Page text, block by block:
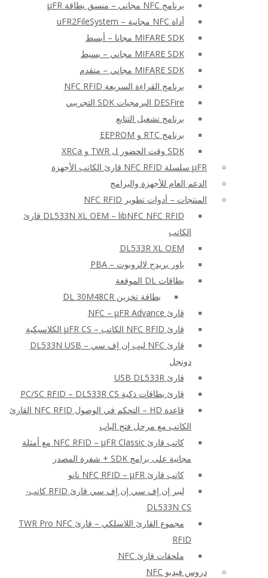
برنامج NFC مجاني – منسق بطاقة μFR
أداة NFC مجانية – uFR2FileSystem
MIFARE SDK مجانا – أبسط
MIFARE SDK مجاني – بسيط
MIFARE SDK مجاني – متقدم
برنامج القراءة السريعة NFC RFID
DESFire البرمجيات SDK التجريبي
برنامج تشغيل التتابع
برنامج RTC و EEPROM
SDK وقت الحضور ل TWR و XRCa
μFR سلسلة NFC RFID قارئ الكاتب الأجهزة
الدعم العام للأجهزة والبرامج
المنتجات – أدوات تطوير NFC RFID
DL533N XL OEM – libNFC NFC RFID قارئ
الكاتب
DL533R XL OEM
باور بريدج لالروبوت – PBA
بطاقات DL الموقعة
بطاقة تخزين DL 30M48CR
قارئ NFC – μFR Advance
قارئ NFC RFID الكاتب – μFR CS الكلاسيكية
قارئ NFC ليب إن إف سي – DL533N USB
دونجل
قارئ USB DL533R
قارئ بطاقات ذكية PC/SC RFID – DL533R CS
قاعدة HD – التحكم في الوصول NFC RFID القارئ
الكاتب مع مرحل فتح الباب
كاتب قارئ NFC RFID – μFR Classic مع أمثلة
مجانية على برامج SDK + شفرة المصدر
كاتب قارئ NFC RFID – μFR نانو
ليبر إن إف سي إن إف سي قارئ RFID كاتب-
DL533N CS
مجموع القارئ اللاسلكي – قارئ TWR Pro NFC
RFID
ملحقات قارئ NFC
دروس فيديو NFC